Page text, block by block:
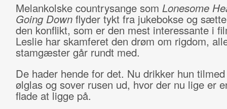
Melankolske countrysange som Lonesome
Going Down flyder tykt fra jukebokse og
den konflikt, som er den mest interessante i
Leslie har skamferet den drøm om rigdom,
stamgæster går rundt med.
De hader hende for det. Nu drikker hun
ølglas og sover rusen ud, hvor der nu lige er
flade at ligge på.